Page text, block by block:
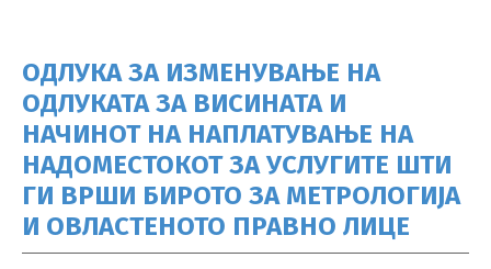
ОДЛУКА ЗА ИЗМЕНУВАЊЕ НА
ОДЛУКАТА ЗА ВИСИНАТА И
НАЧИНОТ НА НАПЛАТУВАЊЕ НА
НАДОМЕСТОКОТ ЗА УСЛУГИТЕ ШТИ
ГИ ВРШИ БИРОТО ЗА МЕТРОЛОГИЈА
И ОВЛАСТЕНОТО ПРАВНО ЛИЦЕ